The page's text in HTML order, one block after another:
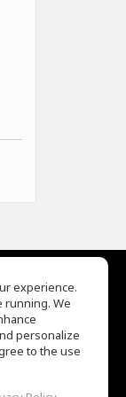
experience.
running. We
personalize
to the use